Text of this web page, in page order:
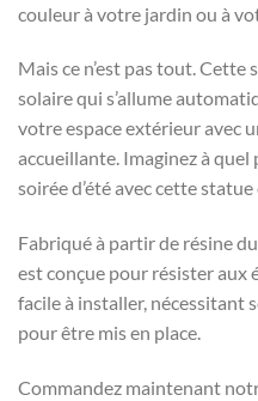
couleur à votre jardin ou à
Mais ce n’est pas tout. Cette
solaire qui s’allume
votre espace extérieur avec
accueillante. Imaginez à
soirée d’été avec cette
Fabriqué à partir de résine
est conçue pour résister aux
facile à installer, nécessitant
pour être mis en place.
Commandez maintenant